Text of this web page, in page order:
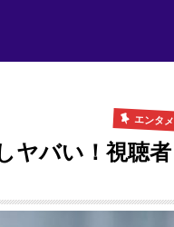
エンタメ
ヤバい！視聴者